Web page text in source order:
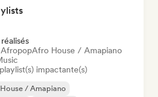
Afro House / Amapiano
impactante(s)
/ Amapiano